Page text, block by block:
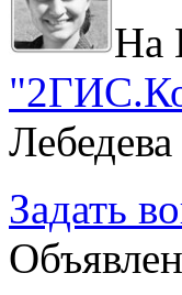
На
Задать